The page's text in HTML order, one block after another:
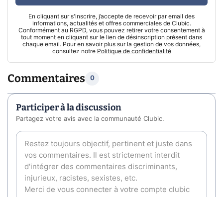
En cliquant sur s'inscrire, j’accepte de recevoir par email des
informations, actualités et offres commerciales de Clubic.
Conformément au RGPD, vous pouvez retirer votre consentement à
tout moment en cliquant sur le lien de désinscription présent dans
chaque email. Pour en savoir plus sur la gestion de vos données,
consultez notre Politique de confidentialité
Commentaires 0
Participer à la discussion
Partagez votre avis avec la communauté Clubic.